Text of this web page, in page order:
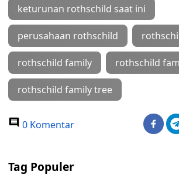
keturunan rothschild saat ini
perusahaan rothschild
rothschild family rothschild
rothschild family tree
0 Komentar
Tag Populer